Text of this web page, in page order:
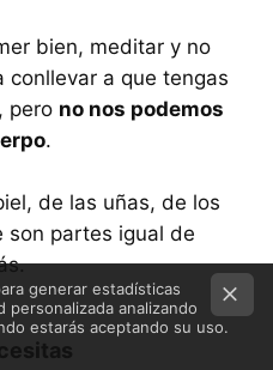
bien, meditar y no
a que tengas
pero no nos podemos
.
de las uñas, de los
son partes igual de
generar estadísticas
personalizada analizando
estarás aceptando su uso.